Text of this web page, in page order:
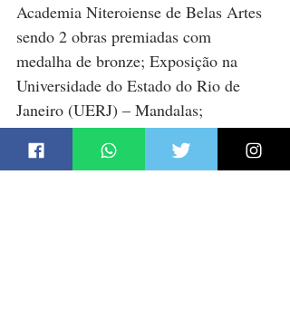
Academia Niteroiense de Belas Artes
sendo 2 obras premiadas com
medalha de bronze; Exposição na
Universidade do Estado do Rio de
Janeiro (UERJ) – Mandalas;
Exposição Museu Ciência e Vida em
Duque de Caxias – Escultura